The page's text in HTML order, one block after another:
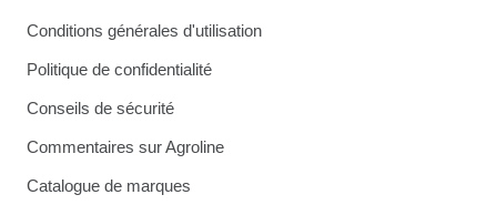
Conditions générales d'utilisation
Politique de confidentialité
Conseils de sécurité
Commentaires sur Agroline
Catalogue de marques